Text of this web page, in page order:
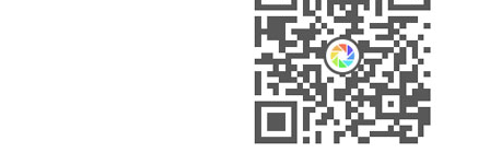
写字楼装修公司